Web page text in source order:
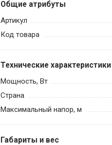
Общие атрибуты
Артикул
Код товара
Технические характеристики
Мощность, Вт
Страна
Максимальный напор, м
Габариты и вес